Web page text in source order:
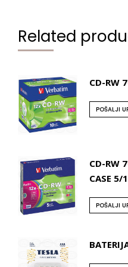
Related
CD-RW
POŠALJI
CD-RW
CASE 5/1
POŠALJI